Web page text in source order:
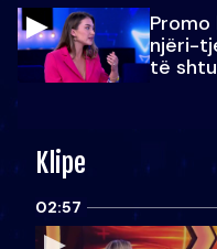
njëri-
të
Klipe
02:57